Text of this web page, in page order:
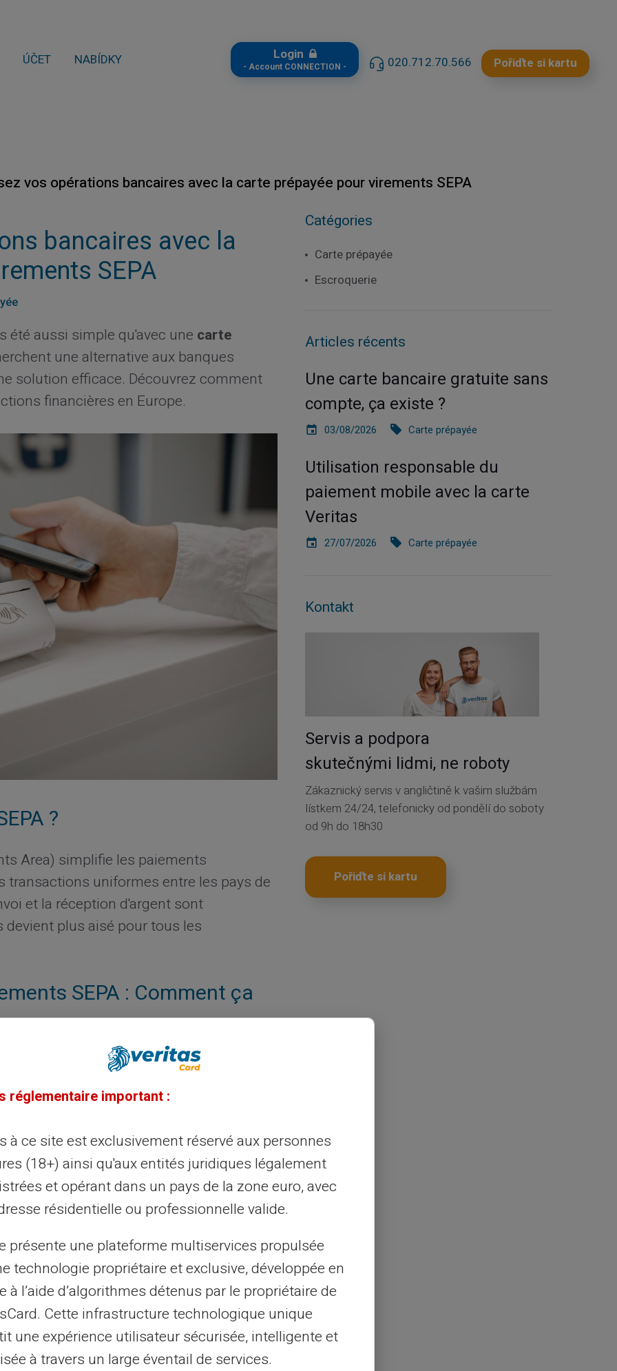
ÚČET NABÍDKY Login
- Account CONNECTION - 020.712.70.566 Pořiďte si kartu
vos opérations bancaires avec la carte prépayée pour virements SEPA
bancaires avec la
SEPA
été aussi simple qu'avec une carte
une alternative aux banques
solution efficace. Découvrez comment
financières en Europe.
?
Area) simplifie les paiements
uniformes entre les pays de
et la réception d'argent sont
plus aisé pour tous les
SEPA : Comment ça
Veritas fonctionne sur le réseau
des achats en ligne ou en
Vous pouvez réaliser des virements
bancaire classique. Son usage est
pour les virements
une interface conviviale.
avez chargé sur votre carte.
de l'argent au-delà des frontières
avec une gestion
Catégories
Carte prépayée
Escroquerie
Articles récents
Une carte bancaire gratuite sans
compte, ça existe ?
03/08/2026 Carte prépayée
Utilisation responsable du
paiement mobile avec la carte
Veritas
27/07/2026 Carte prépayée
Kontakt
Servis a podpora
skutečnými lidmi, ne roboty
Zákaznický servis v angličtině k vašim službám
lístkem 24/24, telefonicky od pondělí do soboty
od 9h do 18h30
Pořiďte si kartu
réglementaire important :
à ce site est exclusivement réservé aux personnes
(18+) ainsi qu'aux entités juridiques légalement
et opérant dans un pays de la zone euro, avec
résidentielle ou professionnelle valide.
présente une plateforme multiservices propulsée
technologie propriétaire et exclusive, développée en
à l’aide d’algorithmes détenus par le propriétaire de
Cette infrastructure technologique unique
une expérience utilisateur sécurisée, intelligente et
à travers un large éventail de services.